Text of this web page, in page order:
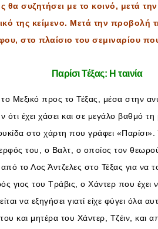
θα συζητήσει με το κοινό, μετά
της κείμενο. Μετά την προβολή
στο πλαίσιο του σεμιναρίου
Παρίσι Τέξας: Η ταινία
το Μεξικό προς το Τέξας, μέσα στην
ότι έχει χάσει και σε μεγάλο βαθμό
στο χάρτη που γράφει
του, ο Βαλτ, ο οποίος τον
το Λος Άντζελες στο Τέξας για να
γιος του Τράβις, ο Χάντερ που
να εξηγήσει γιατί είχε φύγει όλα
και μητέρα του Χάντερ, Τζέιν, και